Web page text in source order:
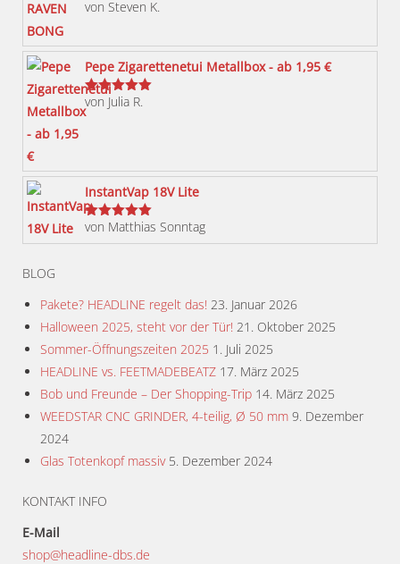
können
werden
Bewertet
von Steven K.
Pepe Zigarettenetui Metallbox - ab 1,95 €
Bewertet
mit
von Julia R.
InstantVap 18V Lite
Bewertet
von Matthias Sonntag
BLOG
Pakete? HEADLINE regelt das! 23. Januar 2026
Halloween 2025, steht vor der Tür! 21. Oktober 2025
Sommer-Öffnungszeiten 2025 1. Juli 2025
HEADLINE vs. FEETMADEBEATZ 17. März 2025
Bob und Freunde – Der Shopping-Trip 14. März 2025
WEEDSTAR CNC GRINDER, 4-teilig, Ø 50 mm 9. Dezember
2024
Glas Totenkopf massiv 5. Dezember 2024
KONTAKT INFO
E-Mail
shop@headline-dbs.de